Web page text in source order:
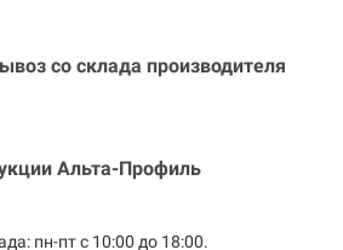
со склада производителя
Альта-Профиль
пн-пт с 10:00 до 18:00.